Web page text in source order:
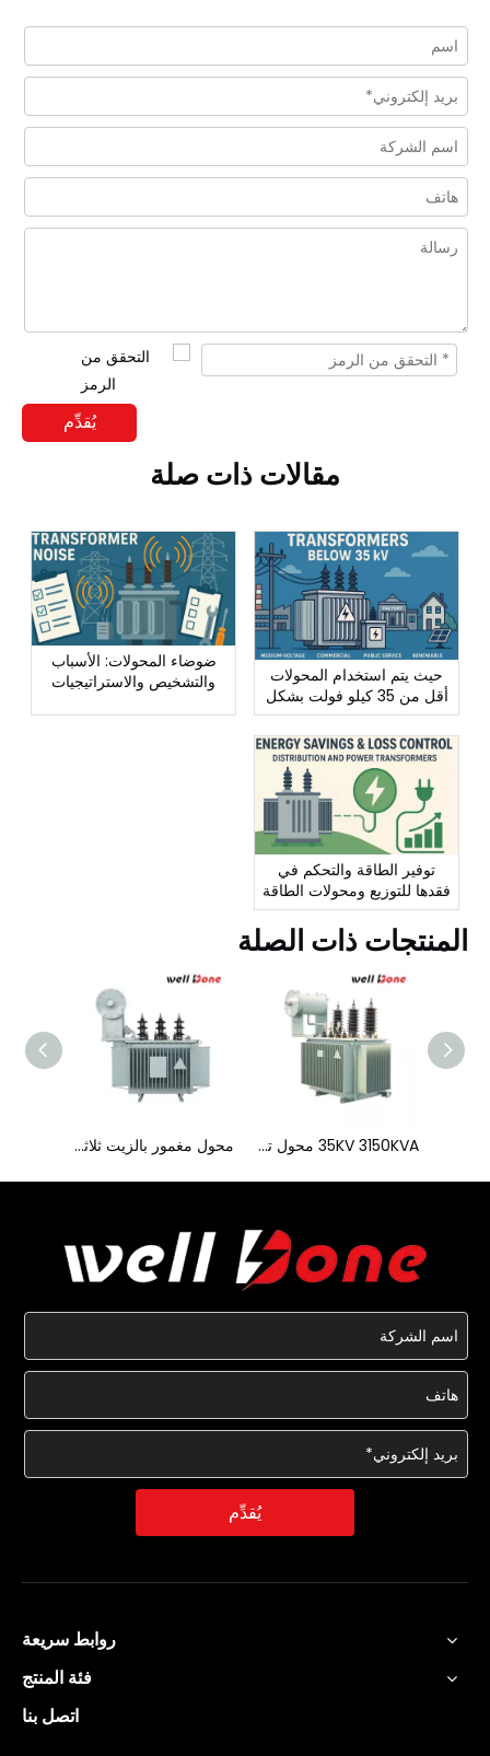
يُقدِّم
مقالات ذات صلة
حيث يتم استخدام المحولات
أقل من 35 كيلو فولت بشكل
أفضل
ضوضاء المحولات: الأسباب
والتشخيص والاستراتيجيات
توفير الطاقة والتحكم في
فقدها للتوزيع ومحولات الطاقة
المنتجات ذات الصلة
محول مغمور بالزيت ثلاثي الطور 44 كيلو فولت 4000 كيلو فولت أمبير 35KV 3150KVA محول توزيع منخفض الخسارة ثلاثي الطور
يُقدِّم
روابط سريعة
فئة المنتج
اتصل بنا